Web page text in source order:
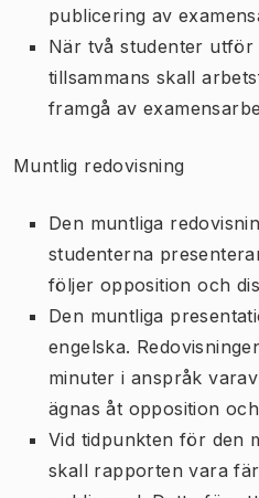
publicering av
När två studenter utför
tillsammans skall
framgå av
Muntlig redovisning
Den muntliga
studenterna
följer opposition och
Den muntliga
engelska.
minuter i anspråk
ägnas åt opposition
Vid tidpunkten för den
skall rapporten vara